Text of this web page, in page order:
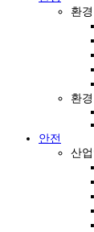
환
환
안전
산